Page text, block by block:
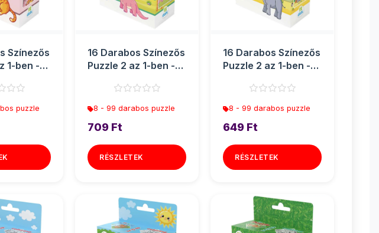
Színezős
1-ben -
puzzle
16 Darabos Színezős
Puzzle 2 az 1-ben -
8 - 99 darabos puzzle
709 Ft
RÉSZLETEK
16 Darabos Színezős
Puzzle 2 az 1-ben -
8 - 99 darabos puzzle
649 Ft
RÉSZLETEK